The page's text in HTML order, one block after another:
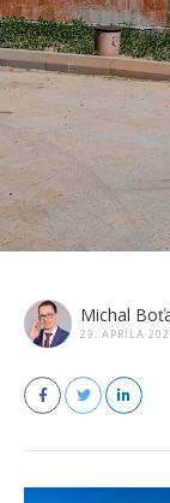
Michal
29. APRÍLA